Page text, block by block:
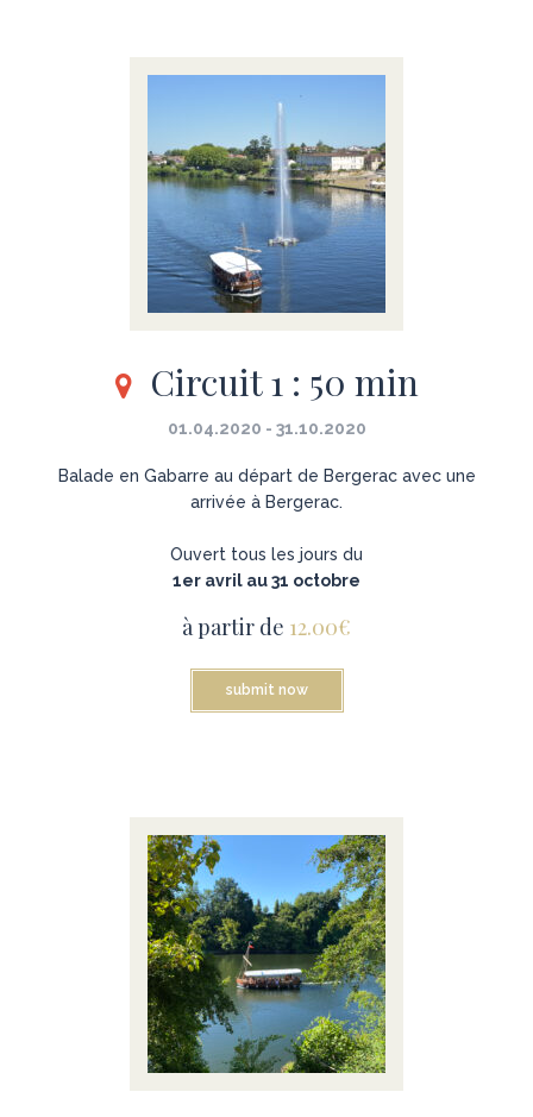
Circuit 1 : 50 min
01.04.2020 - 31.10.2020
Balade en Gabarre au départ de Bergerac avec une
arrivée à Bergerac.
Ouvert tous les jours du
1er avril au 31 octobre
à partir de 12.00€
submit now